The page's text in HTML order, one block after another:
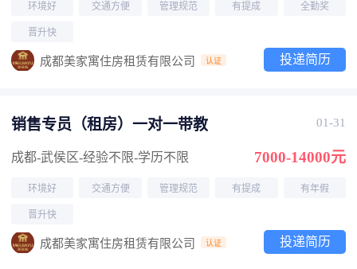
环境好 交通方便 管理规范 有提成 全勤奖
晋升快
成都美家寓住房租赁有限公司 认证 投递简历
销售专员（租房）一对一带教 01-31
成都-武侯区-经验不限-学历不限 7000-14000元
环境好 交通方便 管理规范 有提成 有年假
晋升快
成都美家寓住房租赁有限公司 认证 投递简历